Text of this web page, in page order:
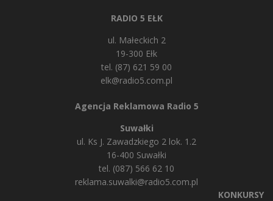
RADIO 5 EŁK
ul. Małeckich 2
19-300 Ełk
tel. (87) 621 59 00
elk@radio5.com.pl
Agencja Reklamowa Radio 5
Suwałki
ul. Ks J. Zawadzkiego 2 lok. 1.2
16-400 Suwałki
tel. (087) 566 62 10
reklama.suwalki@radio5.com.pl
KONKURSY